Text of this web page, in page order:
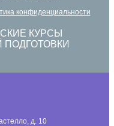
конфиденциальности
КУРСЫ
д. 10